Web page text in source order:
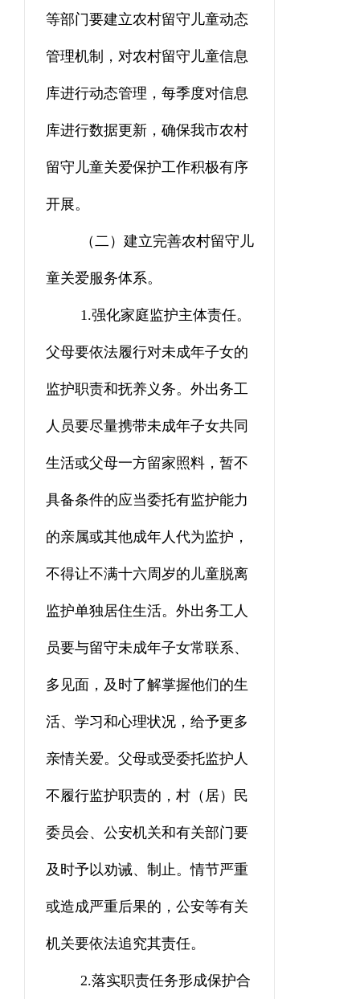
等部门要建立农村留守儿童动态
管理机制，对农村留守儿童信息
库进行动态管理，每季度对信息
库进行数据更新，确保我市农村
留守儿童关爱保护工作积极有序
开展。
（二）建立完善农村留守儿
童关爱服务体系。
1.强化家庭监护主体责任。
父母要依法履行对未成年子女的
监护职责和抚养义务。外出务工
人员要尽量携带未成年子女共同
生活或父母一方留家照料，暂不
具备条件的应当委托有监护能力
的亲属或其他成年人代为监护，
不得让不满十六周岁的儿童脱离
监护单独居住生活。外出务工人
员要与留守未成年子女常联系、
多见面，及时了解掌握他们的生
活、学习和心理状况，给予更多
亲情关爱。父母或受委托监护人
不履行监护职责的，村（居）民
委员会、公安机关和有关部门要
及时予以劝诫、制止。情节严重
或造成严重后果的，公安等有关
机关要依法追究其责任。
2.落实职责任务形成保护合